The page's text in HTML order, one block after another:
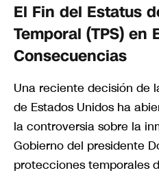
El Fin del Estatus
Temporal (TPS) en
Consecuencias
Una reciente decisión de
de Estados Unidos ha
la controversia sobre la
Gobierno del presidente
protecciones temporales